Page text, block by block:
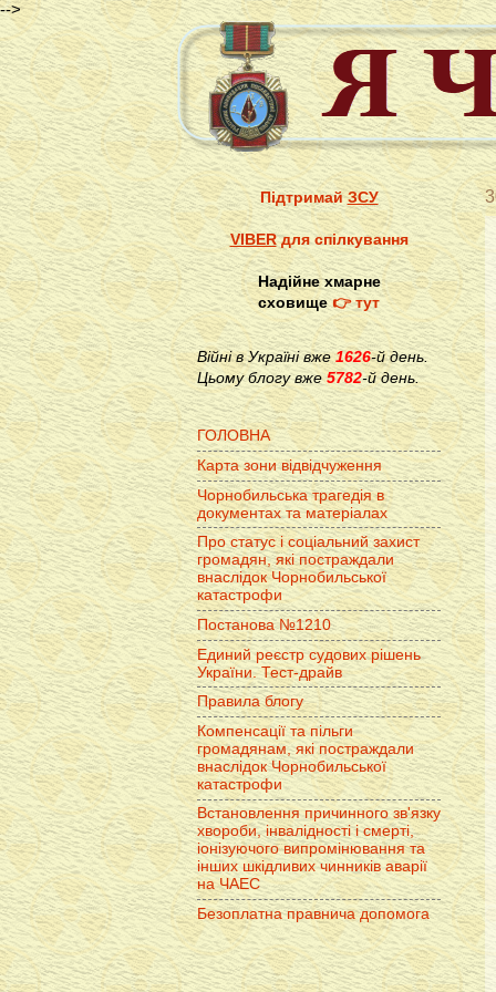
-->
ПідтримайЗСУ
VIBERдля спілкування
Надійне хмарне
сховище👉 тут
Війні в Україні вже1626-й день.
Цьому блогу вже 5782-й день.
ГОЛОВНА
Карта зони відвідчуження
Чорнобильська трагедія в
документах та матеріалах
Про статус і соціальний захист
громадян, які постраждали
внаслідок Чорнобильської
катастрофи
Постанова №1210
Единий реєстр судових рішень
України. Тест-драйв
Правила блогу
Компенсації та пільги
громадянам, які постраждали
внаслідок Чорнобильської
катастрофи
Встановлення причинного зв'язку
хвороби, інвалідності і смерті,
іонізуючого випромінювання та
інших шкідливих чинників аварії
на ЧАЕС
Безоплатна правнича допомога